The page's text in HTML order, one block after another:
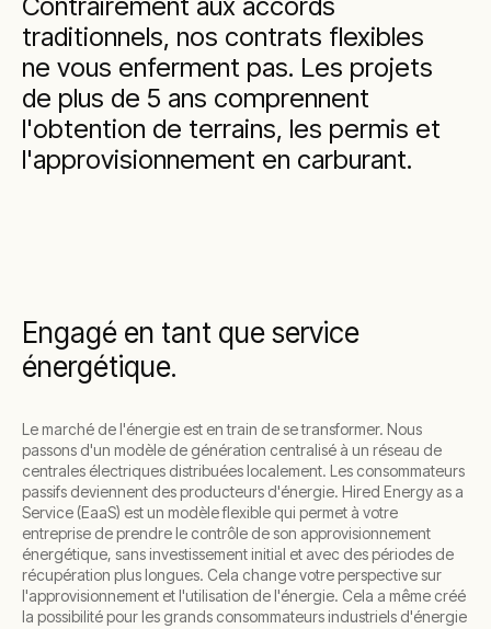
traditionnels, nos contrats flexibles
ne vous enferment pas. Les projets
de plus de 5 ans comprennent
l'obtention de terrains, les permis et
l'approvisionnement en carburant.
Engagé en tant que service
énergétique.
Le marché de l'énergie est en train de se transformer. Nous
passons d'un modèle de génération centralisé à un réseau de
centrales électriques distribuées localement. Les consommateurs
passifs deviennent des producteurs d'énergie. Hired Energy as a
Service (EaaS) est un modèle flexible qui permet à votre
entreprise de prendre le contrôle de son approvisionnement
énergétique, sans investissement initial et avec des périodes de
récupération plus longues. Cela change votre perspective sur
l'approvisionnement et l'utilisation de l'énergie. Cela a même créé
la possibilité pour les grands consommateurs industriels d'énergie